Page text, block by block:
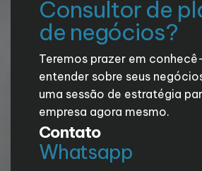
Consultor de
de negócios?
Teremos prazer em
entender sobre seus
uma sessão de estratégia
empresa agora mesmo.
Contato
Whatsapp